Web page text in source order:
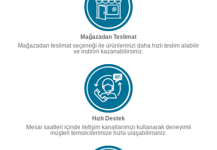
Mağazadan Teslimat
Mağazadan teslimat seçeneği ile ürünlerinizi daha hızlı teslim alabilir
ve indirim kazanabilirsiniz.
Hızlı Destek
Mesai saatleri içinde iletişim kanallarımızı kullanarak deneyimli
müşteri temsilcilerimize hızla ulaşabilirisiniz.